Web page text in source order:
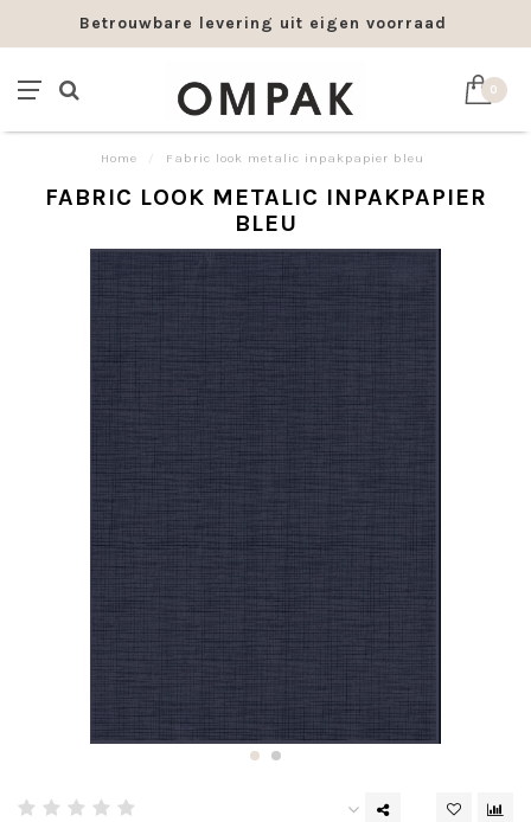
Betrouwbare levering uit eigen voorraad
0
Home Fabric look metalic inpakpapier bleu
FABRIC LOOK METALIC INPAKPAPIER
BLEU